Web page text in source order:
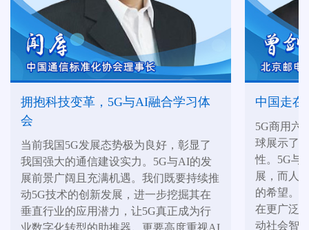
拥抱科技变革，5G与AI融合学习体
会
当前我国5G发展态势极为良好，彰显了
我国强大的通信建设实力。5G与AI的发
展前景广阔且充满机遇。我们既要持续推
动5G技术的创新发展，进一步挖掘其在
垂直行业的应用潜力，让5G真正成为行
业数字化转型的助推器。更要高度重视AI
中国走在
5G商用六
球展示了
性。5G与
展，而人
的希望。
在更广泛
动社会智